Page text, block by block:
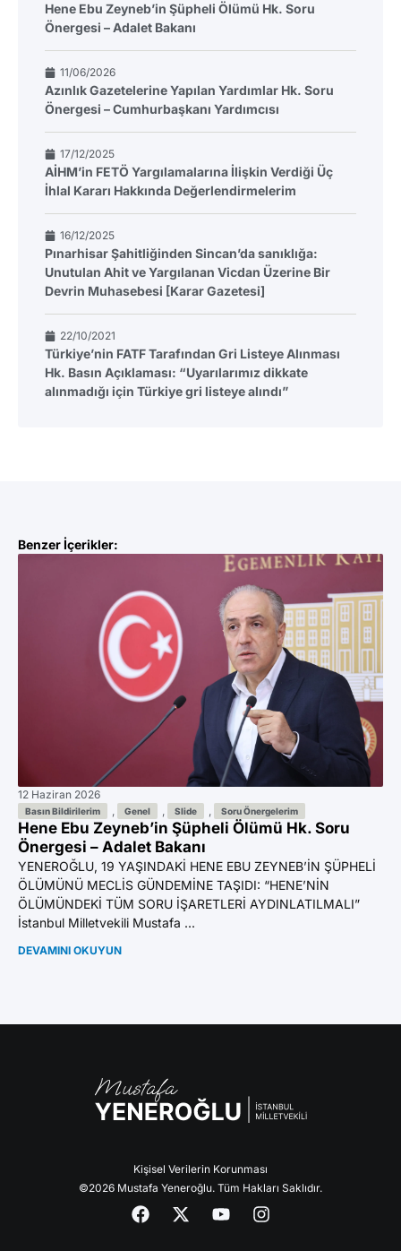
Hene Ebu Zeyneb’in Şüpheli Ölümü Hk. Soru
Önergesi – Adalet Bakanı
11/06/2026
Azınlık Gazetelerine Yapılan Yardımlar Hk. Soru
Önergesi – Cumhurbaşkanı Yardımcısı
17/12/2025
AİHM’in FETÖ Yargılamalarına İlişkin Verdiği Üç
İhlal Kararı Hakkında Değerlendirmelerim
16/12/2025
Pınarhisar Şahitliğinden Sincan’da sanıklığa:
Unutulan Ahit ve Yargılanan Vicdan Üzerine Bir
Devrin Muhasebesi [Karar Gazetesi]
22/10/2021
Türkiye’nin FATF Tarafından Gri Listeye Alınması
Hk. Basın Açıklaması: “Uyarılarımız dikkate
alınmadığı için Türkiye gri listeye alındı”
Benzer İçerikler:
12 Haziran 2026
Basın Bildirilerim , Genel , Slide , Soru Önergelerim
Hene Ebu Zeyneb’in Şüpheli Ölümü Hk. Soru
Önergesi – Adalet Bakanı
YENEROĞLU, 19 YAŞINDAKİ HENE EBU ZEYNEB’İN ŞÜPHELİ
ÖLÜMÜNÜ MECLİS GÜNDEMİNE TAŞIDI: “HENE’NİN
ÖLÜMÜNDEKİ TÜM SORU İŞARETLERİ AYDINLATILMALI”
İstanbul Milletvekili Mustafa ...
DEVAMINI OKUYUN
Kişisel Verilerin Korunması
©2026 Mustafa Yeneroğlu. Tüm Hakları Saklıdır.